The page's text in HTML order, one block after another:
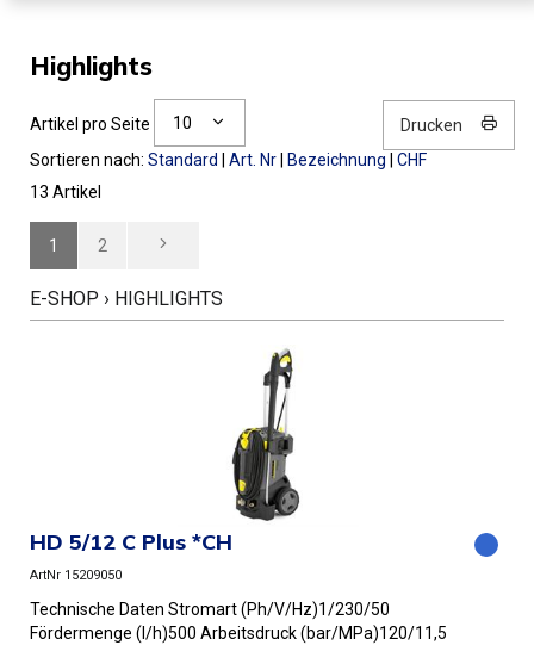
Highlights
Artikel pro Seite 10
Drucken
Sortieren nach: Standard Art. Nr Bezeichnung
CHF
13 Artikel
1 2
E-SHOP › HIGHLIGHTS
HD 5/12 C Plus *CH
ArtNr 15209050
Technische Daten Stromart (Ph/V/Hz)1/230/50
Fördermenge (l/h)500 Arbeitsdruck (bar/MPa)120/11,5